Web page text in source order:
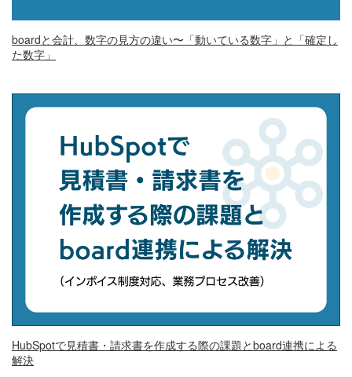
boardと会計、数字の見方の違い〜「動いている数字」と「確定し
た数字」
HubSpotで見積書・請求書を作成する際の課題とboard連携による
解決